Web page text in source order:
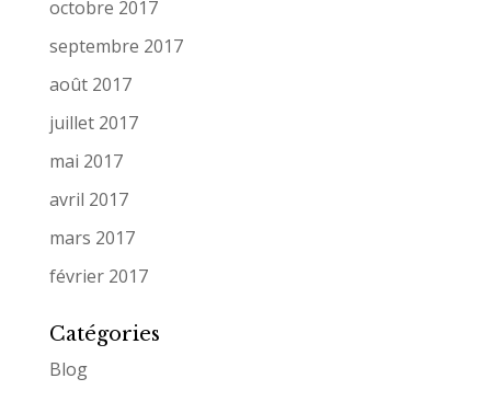
octobre 2017
septembre 2017
août 2017
juillet 2017
mai 2017
avril 2017
mars 2017
février 2017
Catégories
Blog